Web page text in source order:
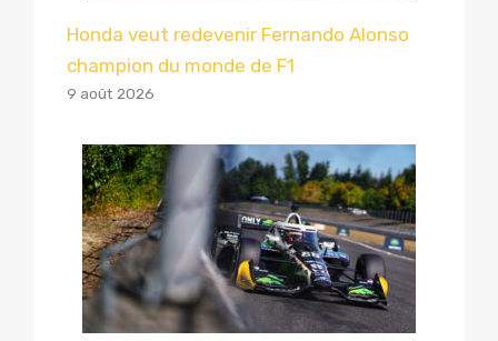
Honda veut redevenir Fernando Alonso
champion du monde de F1
9 août 2026